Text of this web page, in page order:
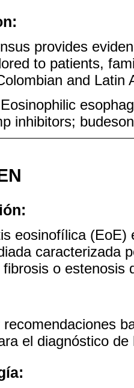
provides
to patients,
and Latin
Eosinophilic
inhibitors;
eosinofílica (EoE)
caracterizada
o estenosis
recomendaciones
el diagnóstico